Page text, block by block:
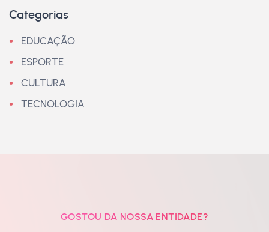
Categorias
EDUCAÇÃO
ESPORTE
CULTURA
TECNOLOGIA
GOSTOU DA NOSSA ENTIDADE?